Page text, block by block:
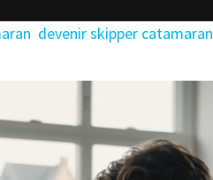
devenir skipper catamaran